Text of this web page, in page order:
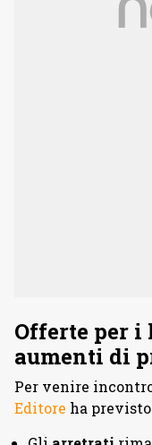
Offerte per
aumenti di
Per venire
Editore ha